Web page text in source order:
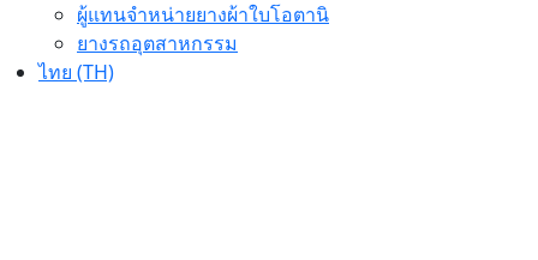
ผู้แทนจำหน่ายยางผ้าใบโอตานิ
ยางรถอุตสาหกรรม
ไทย (TH)